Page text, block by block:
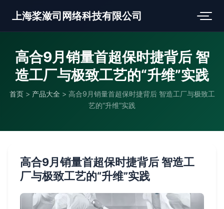
上海桨潋司网络科技有限公司
高合9月销量首超保时捷背后 智
造工厂与极致工艺的“升维”实践
首页 > 产品大全 > 高合9月销量首超保时捷背后 智造工厂与极致工
艺的“升维”实践
高合9月销量首超保时捷背后 智造工
厂与极致工艺的“升维”实践